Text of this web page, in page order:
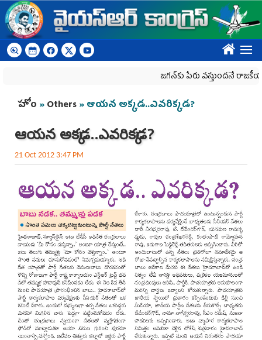
Skip to main content
????
జగన్‌కు పేరు వస్తుందనే రాజకీయ కక్షతో
You are here
హోం »Others» ఆయన అక్కడ..ఎవరిక్కడ?
ఆయన అక్కడ..ఎవరిక్కడ?
21 Oct 2012 3:47 PM